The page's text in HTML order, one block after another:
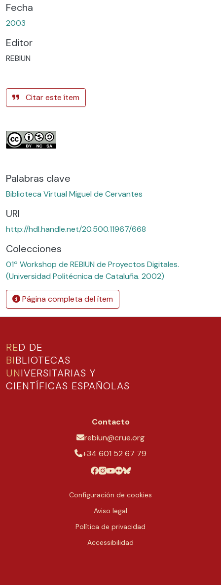
Fecha
2003
Editor
REBIUN
Citar este ítem
Palabras clave
Biblioteca Virtual Miguel de Cervantes
URI
http://hdl.handle.net/20.500.11967/668
Colecciones
01º Workshop de REBIUN de Proyectos Digitales.
(Universidad Politécnica de Cataluña. 2002)
Página completa del ítem
RED DE
BIBLIOTECAS
UNIVERSITARIAS Y
CIENTÍFICAS ESPAÑOLAS
Contacto
rebiun@crue.org
+34 601 52 67 79
Configuración de cookies
Aviso legal
Política de privacidad
Accessibilidad